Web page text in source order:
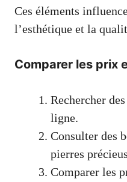
Ces éléments
l’esthétique et la
Comparer les prix
Rechercher
ligne.
Consulter des
pierres
Comparer les